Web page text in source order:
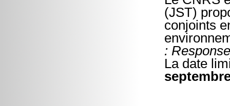
(JST)
conjoints
:
La date